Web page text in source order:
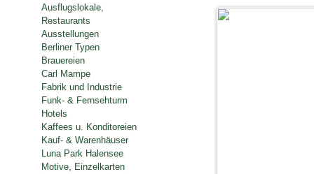
Ausflugslokale,
Restaurants
Ausstellungen
Berliner Typen
Brauereien
Carl Mampe
Fabrik und Industrie
Funk- & Fernsehturm
Hotels
Kaffees u. Konditoreien
Kauf- & Warenhäuser
Luna Park Halensee
Motive, Einzelkarten